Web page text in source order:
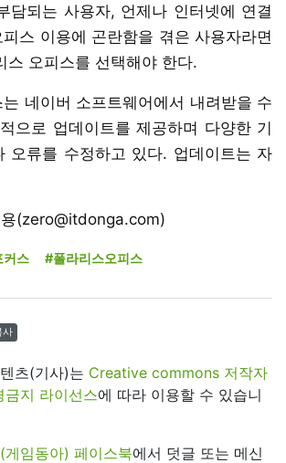
담되는 사용자, 언제나 인터넷에 연결
스 이용에 곤란함을 겪은 사용자라면
스 오피스를 선택해야 한다.
네이버 소프트웨어에서 내려받을 수
으로 업데이트를 제공하며 다양한 기
오류를 수정하고 있다. 업데이트는 자
(zero@itdonga.com)
커스 #폴라리스오피스
사
츠(기사)는 Creative commons 저작자
지 라이선스에 따라 이용할 수 있습니
게임동아) 페이스북에서 덧글 또는 메신